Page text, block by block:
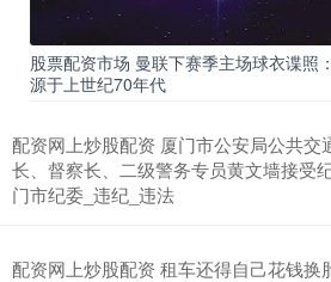
股票配资市场 曼联下赛季主场球衣谍照
源于上世纪70年代
配资网上炒股配资 厦门市公安局公共交
长、督察长、二级警务专员黄文墙接受
门市纪委_违纪_违法
配资网上炒股配资 租车还得自己花钱换